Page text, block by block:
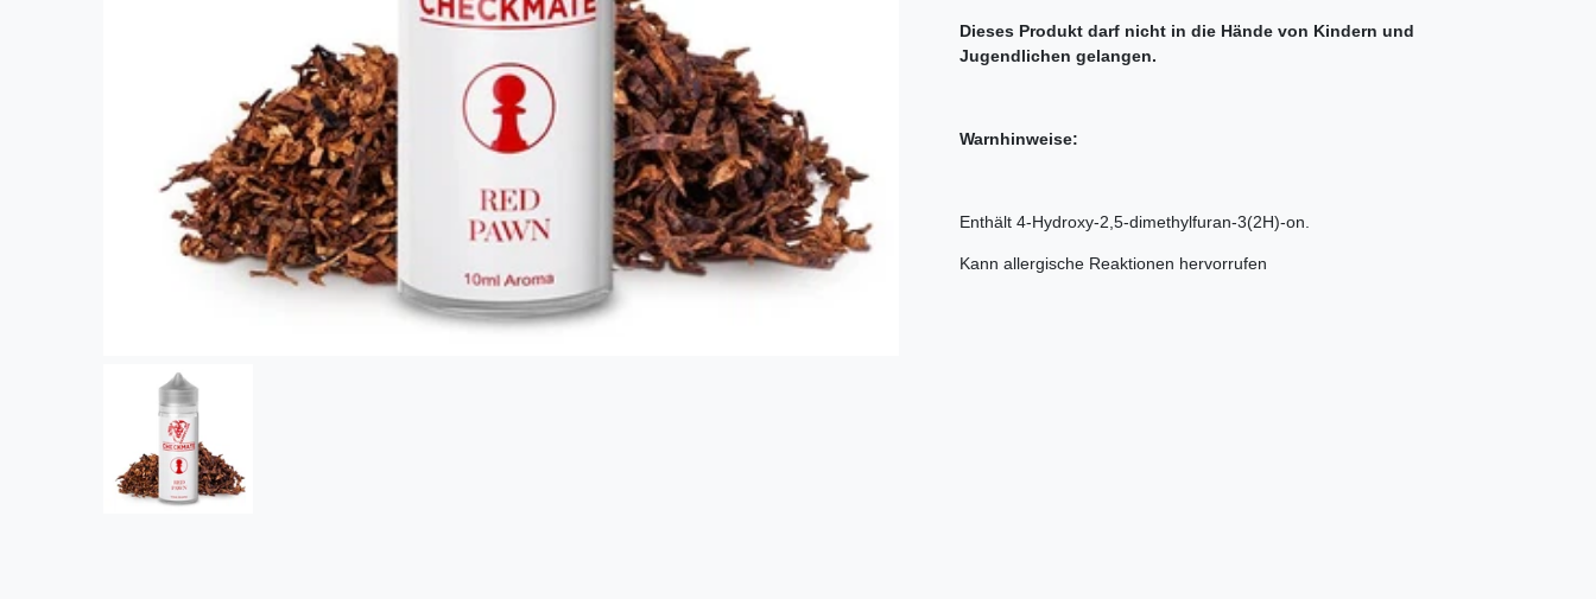
Dieses Produkt darf nicht in die Hände von Kindern und
Jugendlichen gelangen.
Warnhinweise:
Enthält 4-Hydroxy-2,5-dimethylfuran-3(2H)-on.
Kann allergische Reaktionen hervorrufen